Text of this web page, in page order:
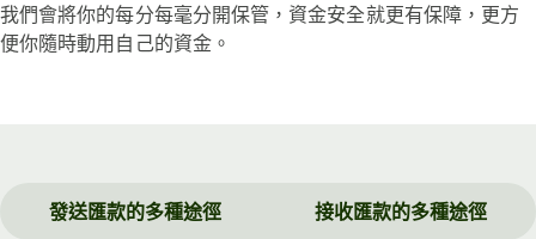
我們會將你的每分每毫分開保管，資金安全就更有保障，更方
便你隨時動用自己的資金。
發送匯款的多種途徑 接收匯款的多種途徑